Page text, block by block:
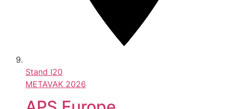
Stand I20
METAVAK 2026